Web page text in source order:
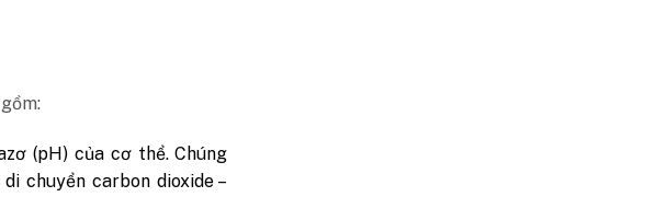
(pH) của cơ thể. Chúng
chuyển carbon dioxide –